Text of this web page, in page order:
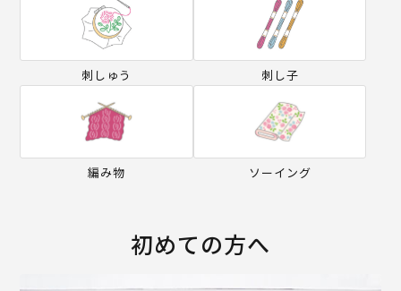
刺しゅう 刺し子
編み物 ソーイング
初めての方へ